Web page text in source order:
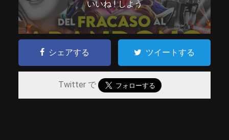
いいね ! しよう
シェアする ツイートする
Twitter で